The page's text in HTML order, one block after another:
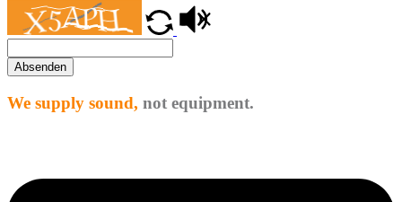
Absenden
We supply sound, not equipment.